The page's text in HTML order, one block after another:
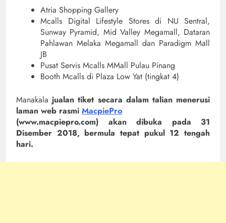
Atria Shopping Gallery
Mcalls Digital Lifestyle Stores di NU Sentral,
Sunway Pyramid, Mid Valley Megamall, Dataran
Pahlawan Melaka Megamall dan Paradigm Mall
JB
Pusat Servis Mcalls MMall Pulau Pinang
Booth Mcalls di Plaza Low Yat (tingkat 4)
Manakalajualan tiket secara dalam talian menerusi
laman web rasmi MacpiePro
(www.macpiepro.com) akan dibuka pada 31
Disember 2018, bermula tepat pukul 12 tengah
hari.